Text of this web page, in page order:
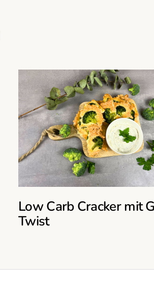
Low Carb Cracker mit
Twist